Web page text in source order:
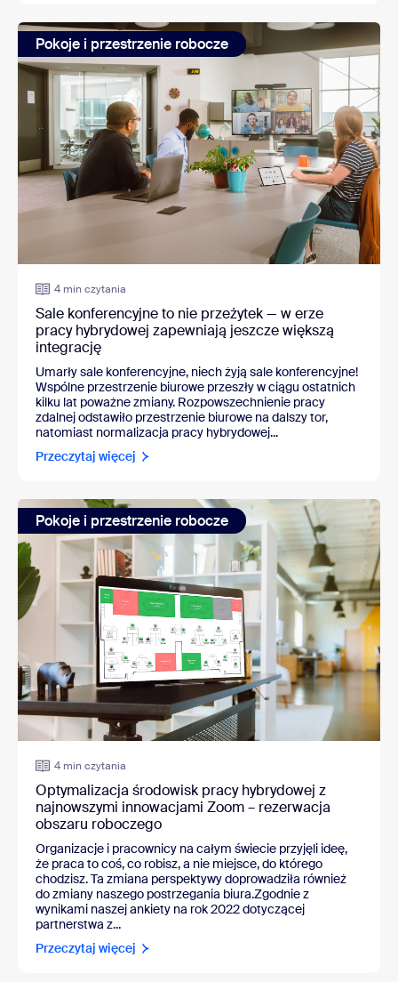
Pokoje i przestrzenie robocze
4 min czytania
Sale konferencyjne to nie przeżytek — w erze
pracy hybrydowej zapewniają jeszcze większą
integrację
Umarły sale konferencyjne, niech żyją sale konferencyjne!
Wspólne przestrzenie biurowe przeszły w ciągu ostatnich
kilku lat poważne zmiany. Rozpowszechnienie pracy
zdalnej odstawiło przestrzenie biurowe na dalszy tor,
natomiast normalizacja pracy hybrydowej...
Przeczytaj więcej
Pokoje i przestrzenie robocze
4 min czytania
Optymalizacja środowisk pracy hybrydowej z
najnowszymi innowacjami Zoom – rezerwacja
obszaru roboczego
Organizacje i pracownicy na całym świecie przyjęli ideę,
że praca to coś, co robisz, a nie miejsce, do którego
chodzisz. Ta zmiana perspektywy doprowadziła również
do zmiany naszego postrzegania biura.Zgodnie z
wynikami naszej ankiety na rok 2022 dotyczącej
partnerstwa z...
Przeczytaj więcej